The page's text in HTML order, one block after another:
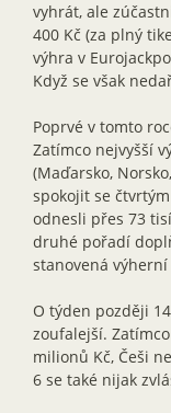
vyhrát, ale
400 Kč (za plný
výhra v
Když se však
Poprvé v tomto
Zatímco nejvyšší
(Maďarsko,
spokojit se
odnesli přes 73
druhé pořadí
stanovená výherní
O týden později
zoufalejší.
milionů Kč, Češi
6 se také nijak